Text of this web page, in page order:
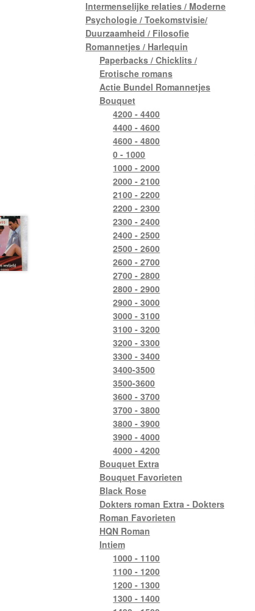
Intermenselijke relaties / Moderne
Psychologie / Toekomstvisie/
Duurzaamheid / Filosofie
Romannetjes / Harlequin
Paperbacks / Chicklits /
Erotische romans
Actie Bundel Romannetjes
Bouquet
4200 - 4400
4400 - 4600
4600 - 4800
0 - 1000
1000 - 2000
2000 - 2100
2100 - 2200
2200 - 2300
2300 - 2400
2400 - 2500
2500 - 2600
2600 - 2700
2700 - 2800
2800 - 2900
2900 - 3000
3000 - 3100
3100 - 3200
3200 - 3300
3300 - 3400
3400-3500
3500-3600
3600 - 3700
3700 - 3800
3800 - 3900
3900 - 4000
4000 - 4200
Bouquet Extra
Bouquet Favorieten
Black Rose
Dokters roman Extra - Dokters
Roman Favorieten
HQN Roman
Intiem
1000 - 1100
1100 - 1200
1200 - 1300
1300 - 1400